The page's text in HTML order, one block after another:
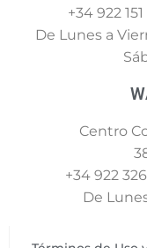
+34 922
De Lunes a
Centro
+34 922
De